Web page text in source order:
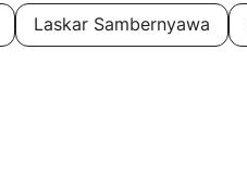
Laskar Sambernyawa